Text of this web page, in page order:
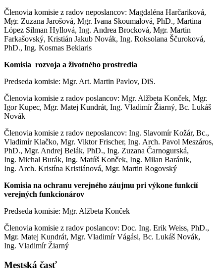
Členovia komisie z radov neposlancov: Magdaléna Harčariková,
Mgr. Zuzana Jarošová, Mgr. Ivana Skoumalová, PhD., Martina
López Silman Hyllová, Ing. Andrea Brocková, Mgr. Martin
Farkašovský, Kristián Jakub Novák, Ing. Roksolana Ščuroková,
PhD., Ing. Kosmas Bekiaris
Komisia rozvoja a životného prostredia
Predseda komisie: Mgr. Art. Martin Pavlov, DiS.
Členovia komisie z radov poslancov: Mgr. Alžbeta Konček, Mgr.
Igor Kupec, Mgr. Matej Kundrát, Ing. Vladimír Žiarný, Bc. Lukáš
Novák
Členovia komisie z radov neposlancov: Ing. Slavomír Kožár, Bc.,
Vladimír Klačko, Mgr. Viktor Frischer, Ing. Arch. Pavol Meszáros,
PhD., Mgr. Andrej Belák, PhD., Ing. Zuzana Čarnogurská,
Ing. Michal Burák, Ing. Matúš Konček, Ing. Milan Baránik,
Ing. Arch. Kristína Kristiánová, Mgr. Martin Rogovský
Komisia na ochranu verejného záujmu pri výkone funkcií
verejných funkcionárov
Predseda komisie: Mgr. Alžbeta Konček
Členovia komisie z radov poslancov: Doc. Ing. Erik Weiss, PhD.,
Mgr. Matej Kundrát, Mgr. Vladimír Vágási, Bc. Lukáš Novák,
Ing. Vladimír Žiarný
Mestská časť